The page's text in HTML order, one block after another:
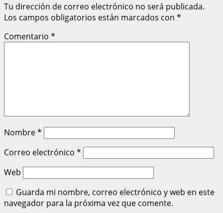
Tu dirección de correo electrónico no será publicada.
Los campos obligatorios están marcados con *
Comentario *
Nombre*
Correo electrónico *
Web
Guarda mi nombre, correo electrónico y web en este
navegador para la próxima vez que comente.